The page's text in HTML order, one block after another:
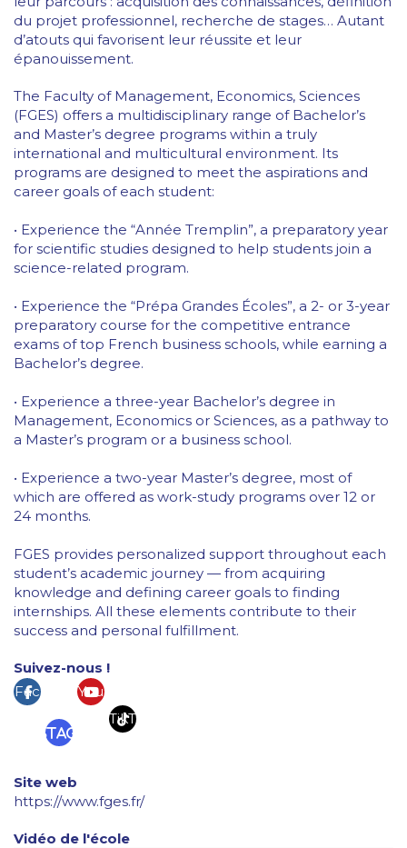
du projet professionnel, recherche de stages… Autant
d’atouts qui favorisent leur réussite et leur
épanouissement.
The Faculty of Management, Economics, Sciences
(FGES) offers a multidisciplinary range of Bachelor’s
and Master’s degree programs within a truly
international and multicultural environment. Its
programs are designed to meet the aspirations and
career goals of each student:
• Experience the “Année Tremplin”, a preparatory year
for scientific studies designed to help students join a
science-related program.
• Experience the “Prépa Grandes Écoles”, a 2- or 3-year
preparatory course for the competitive entrance
exams of top French business schools, while earning a
Bachelor’s degree.
• Experience a three-year Bachelor’s degree in
Management, Economics or Sciences, as a pathway to
a Master’s program or a business school.
• Experience a two-year Master’s degree, most of
which are offered as work-study programs over 12 or
24 months.
FGES provides personalized support throughout each
student’s academic journey — from acquiring
knowledge and defining career goals to finding
internships. All these elements contribute to their
success and personal fulfillment.
Suivez-nous !
Fac
Instagram
You
TikT
Site web
https://www.fges.fr/
Vidéo de l'école